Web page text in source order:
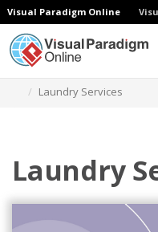
Visual Paradigm Online
Laundry Services
Laundry